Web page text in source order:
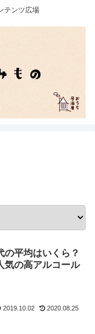
テンツ広場
の平均はいくら？
気の高アルコール
2019.10.02 2020.08.25